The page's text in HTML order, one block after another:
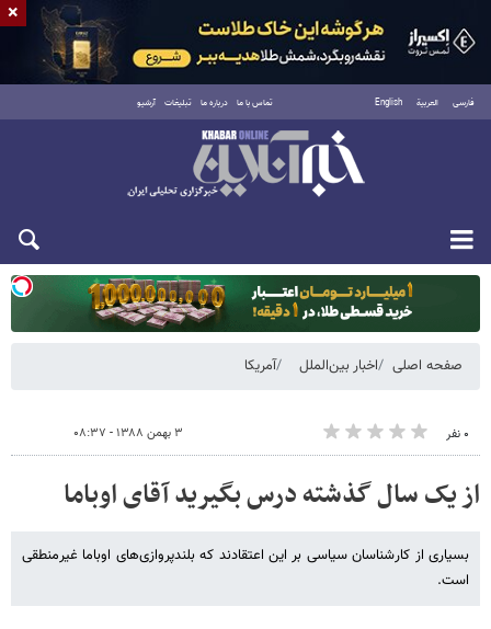
فارسی العربية English تماس با ما درباره ما تبلیغات آرشیو
یکشنبه ۱۸ مرداد ۱۴۰۵
صفحه اصلی اخبار بین‌الملل آمریکا
۰ نفر ۳ بهمن ۱۳۸۸ - ۰۸:۳۷
از یک سال گذشته درس بگیرید آقای اوباما
بسیاری از کارشناسان سیاسی بر این اعتقادند که بلندپروازی‌های اوباما غیرمنطقی
است.
×